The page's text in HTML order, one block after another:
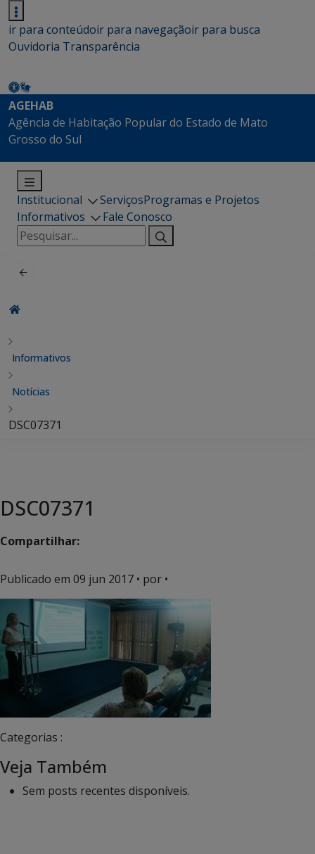
ir para conteúdoir para navegaçãoir para busca
Ouvidoria Transparência
AGEHAB
Agência de Habitação Popular do Estado de Mato
Grosso do Sul
Institucional ServiçosProgramas e Projetos
Informativos
Fale Conosco
Pesquisar
por:
Informativos
Notícias
DSC07371
DSC07371
Compartilhar:
Publicado em 09 jun 2017 • por •
Categorias :
Veja Também
Sem posts recentes disponíveis.